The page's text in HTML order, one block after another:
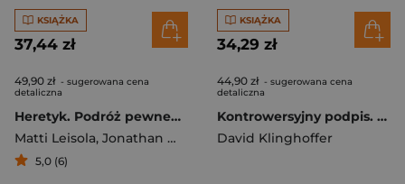
KSIĄŻKA
37,44 zł
49,90 zł - sugerowana cena
detaliczna
Heretyk. Podróż pewnego naukowca od darwinizmu do teorii inteligentnego projektu
Matti Leisola, Jonathan Witt
5,0 (6)
KSIĄŻKA
34,29 zł
44,90 zł - sugerowana cena
detaliczna
Kontrowersyjny podpis. Odpowiedź na krytykę książki. Podpis w komórce
David Klinghoffer